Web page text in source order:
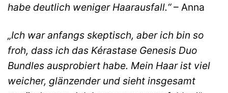
habe deutlich weniger Haarausfall.“– Anna
„Ich war anfangs skeptisch, aber ich bin so
froh, dass ich das Kérastase Genesis Duo
Bundles ausprobiert habe. Mein Haar ist viel
weicher, glänzender und sieht insgesamt